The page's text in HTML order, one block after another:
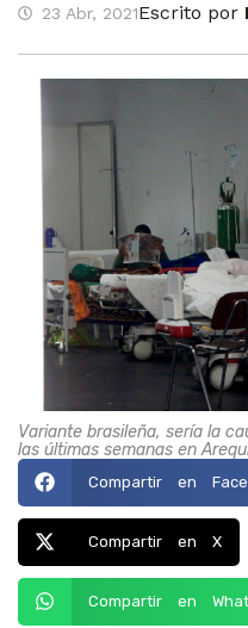
23 Abr, 2021Escrito por
Variante brasileña, sería la
las últimas semanas en
Compartir en
Compartir en X
Compartir en